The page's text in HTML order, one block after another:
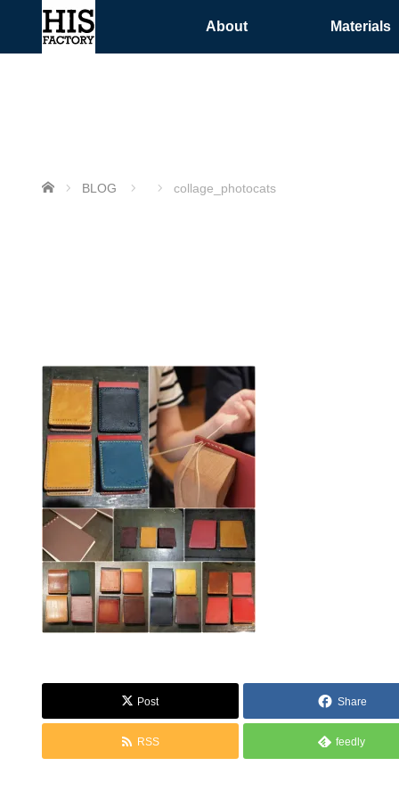
About Materials
ホーム BLOG collage_photocats
Post Share
RSS feedly